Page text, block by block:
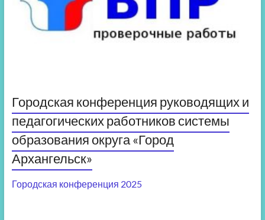
Городская конференция руководящих и
педагогических работников системы
образования округа «Город
Архангельск»
Городская конференция 2025